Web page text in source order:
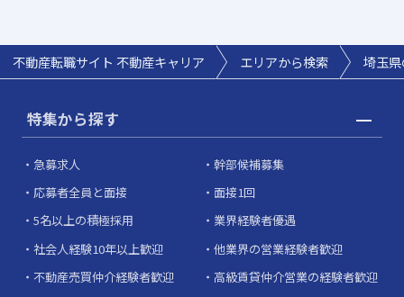
不動産転職サイト 不動産キャリア エリアから検索 埼玉
特集から探す
急募求人
幹部候補募集
応募者全員と面接
面接1回
5名以上の積極採用
業界経験者優遇
社会人経験10年以上歓迎
他業界の営業経験者歓迎
不動産売買仲介経験者歓迎
高級賃貸仲介営業の経験者歓迎